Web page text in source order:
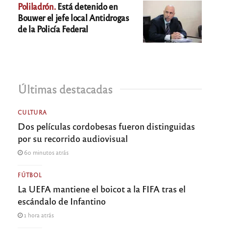
Poliladrón.Está detenido en
Bouwer el jefe local Antidrogas
de la Policía Federal
Últimas destacadas
CULTURA
Dos películas cordobesas fueron distinguidas
por su recorrido audiovisual
60 minutos atrás
FÚTBOL
La UEFA mantiene el boicot a la FIFA tras el
escándalo de Infantino
1 hora atrás